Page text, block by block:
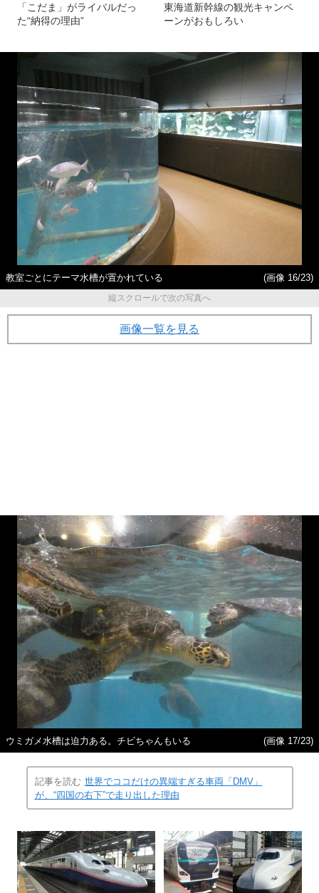
「こだま」がライバルだっ
た“納得の理由”
東海道新幹線の観光キャンペ
ーンがおもしろい
教室ごとにテーマ水槽が置かれている
(画像 16/23)
縦スクロールで次の写真へ
画像一覧を見る
ウミガメ水槽は迫力ある。チビちゃんもいる (画像 17/23)
記事を読む 世界でココだけの異端すぎる車両「DMV」
が、“四国の右下”で走り出した理由